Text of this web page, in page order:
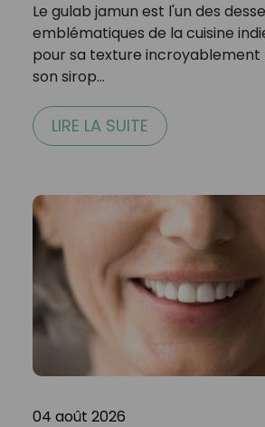
Le gulab jamun est l'un des
emblématiques de la cuisine
pour sa texture incroyablement
son sirop…
LIRE LA SUITE
04 août 2026